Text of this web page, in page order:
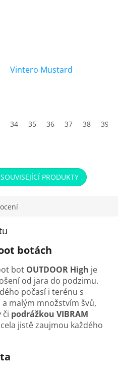
40 41 42 43 44 45
Vintero Mustard
34 35 36 37 38 39
PRODUKTY
botách
bot OUTDOOR High je
od jara do podzimu.
počasí i terénu s
malým množstvím švů,
či podrážkou VIBRAM
jistě zaujmou každého